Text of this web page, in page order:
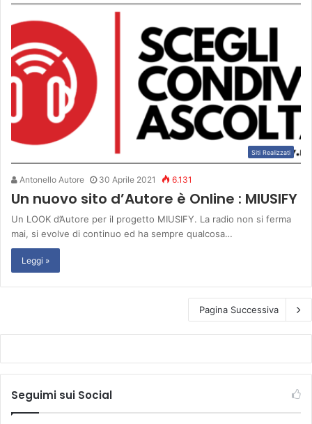
Siti Realizzati
Antonello Autore 30 Aprile 2021 6.131
Un nuovo sito d’Autore è Online : MIUSIFY
Un LOOK d’Autore per il progetto MIUSIFY. La radio non si ferma
mai, si evolve di continuo ed ha sempre qualcosa…
Leggi »
Pagina Successiva
Seguimi sui Social